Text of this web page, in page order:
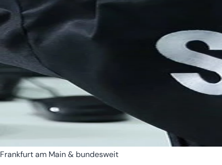
Bremen
Hessen
Frankfurt am Main & bundesweit